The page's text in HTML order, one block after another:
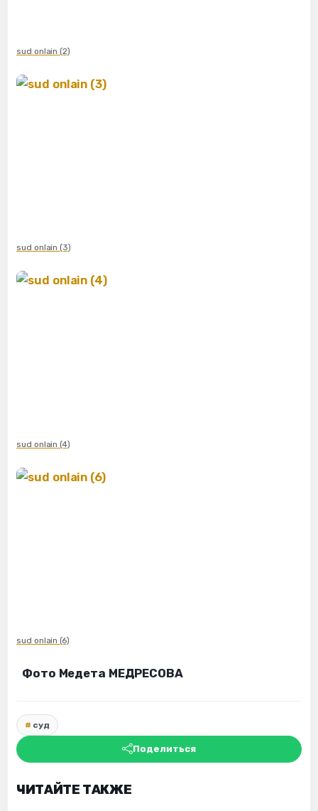
sud onlain (2)
sud onlain (3)
sud onlain (4)
sud onlain (6)
Фото Медета МЕДРЕСОВА
суд
Поделиться
ЧИТАЙТЕ ТАКЖЕ